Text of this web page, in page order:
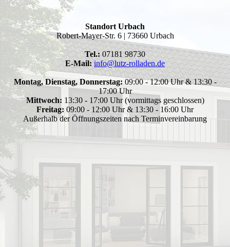
Standort Urbach
Robert-Mayer-Str. 6 | 73660 Urbach
Tel.: 07181 98730
E-Mail: info@lutz-rolladen.de
Montag, Dienstag, Donnerstag: 09:00 - 12:00 Uhr & 13:30 -
17:00 Uhr
Mittwoch: 13:30 - 17:00 Uhr (vormittags geschlossen)
Freitag:09:00 - 12:00 Uhr & 13:30 - 16:00 Uhr
Außerhalb der Öffnungszeiten nach Terminvereinbarung